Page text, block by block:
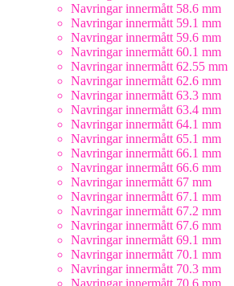
Navringar innermått 58.6 mm
Navringar innermått 59.1 mm
Navringar innermått 59.6 mm
Navringar innermått 60.1 mm
Navringar innermått 62.55 mm
Navringar innermått 62.6 mm
Navringar innermått 63.3 mm
Navringar innermått 63.4 mm
Navringar innermått 64.1 mm
Navringar innermått 65.1 mm
Navringar innermått 66.1 mm
Navringar innermått 66.6 mm
Navringar innermått 67 mm
Navringar innermått 67.1 mm
Navringar innermått 67.2 mm
Navringar innermått 67.6 mm
Navringar innermått 69.1 mm
Navringar innermått 70.1 mm
Navringar innermått 70.3 mm
Navringar innermått 70.6 mm